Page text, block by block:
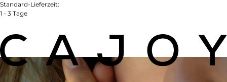
Standard-Lieferzeit:
1 - 3 Tage